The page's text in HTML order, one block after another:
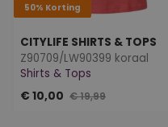
50% Korting
CITYLIFE SHIRTS & TOPS
Z90709/LW90399 koraal
Shirts & Tops
€ 10,00 € 19,99